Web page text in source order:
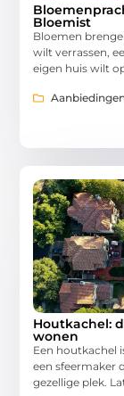
Bloemist
Bloemen
wilt verrassen,
eigen huis wilt
Houtkachel:
wonen
Een houtkachel
een sfeermaker
gezellige plek.